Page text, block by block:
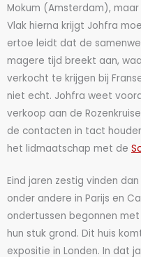
Mokum (Amsterdam),
Vlak hierna krijgt Johfra
ertoe leidt dat de
magere tijd breekt aan,
verkocht te krijgen bij
niet echt. Johfra weet
verkoop aan de
de contacten in tact
het lidmaatschap met de
Eind jaren zestig vinden
onder andere in Parijs en
ondertussen begonnen
hun stuk grond. Dit huis
expositie in Londen. In dat